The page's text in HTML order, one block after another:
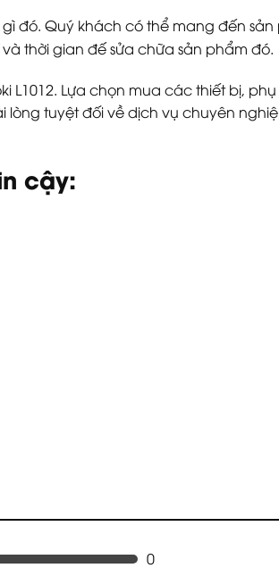
đó. Quý khách có thể mang đến
thời gian đế sửa chữa sản phẩm đó.
Lựa chọn mua các thiết bị,
tuyệt đối về dịch vụ chuyên
cậy:
0